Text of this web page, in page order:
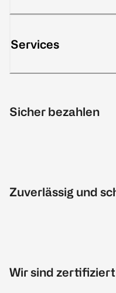
Services
Sicher bezahlen
Zuverlässig und
Wir sind zertifiziert